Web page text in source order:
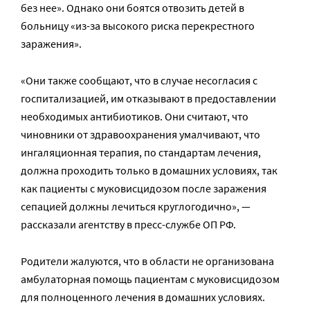
без нее». Однако они боятся отвозить детей в
больницу «из-за высокого риска перекрестного
заражения».
«Они также сообщают, что в случае несогласия с
госпитализацией, им отказывают в предоставлении
необходимых антибиотиков. Они считают, что
чиновники от здравоохранения умалчивают, что
ингаляционная терапия, по стандартам лечения,
должна проходить только в домашних условиях, так
как пациенты с муковисцидозом после заражения
сепацией должны лечиться круглогодично», —
рассказали агентству в пресс-службе ОП РФ.
Родители жалуются, что в области не организована
амбулаторная помощь пациентам с муковисцидозом
для полноценного лечения в домашних условиях.